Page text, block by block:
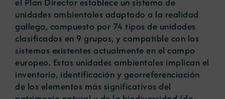
unidades ambientales adaptado a la realidad
gallega, compuesto por 74 tipos de unidades
clasificados en 9 grupos, y compatible con los
sistemas existentes actualmente en el campo
europeo. Estas unidades ambientales implican el
inventario, identificación y georreferenciación
de los elementos más significativos del